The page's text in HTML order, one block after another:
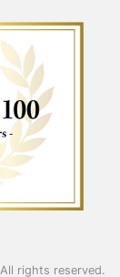
rights reserved.